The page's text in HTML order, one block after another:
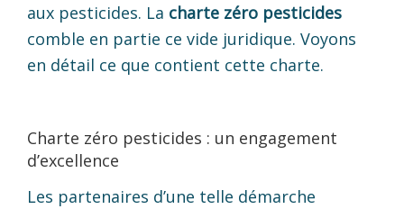
aux pesticides. La charte zéro pesticides
comble en partie ce vide juridique. Voyons
en détail ce que contient cette charte.
Charte zéro pesticides : un engagement
d’excellence
Les partenaires d’une telle démarche